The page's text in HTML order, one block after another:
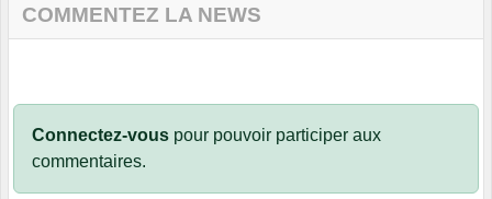
COMMENTEZ LA NEWS
Connectez-vous pour pouvoir participer aux
commentaires.